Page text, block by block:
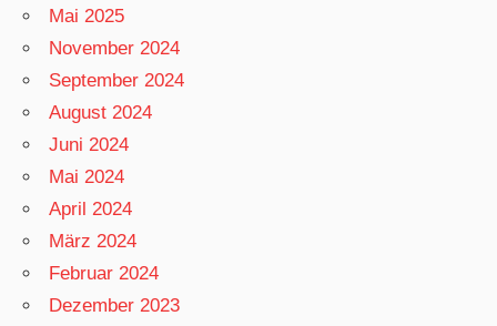
Mai 2025
November 2024
September 2024
August 2024
Juni 2024
Mai 2024
April 2024
März 2024
Februar 2024
Dezember 2023